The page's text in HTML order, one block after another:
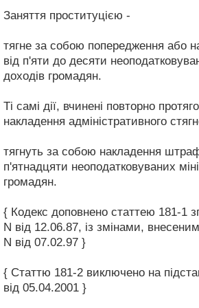
Заняття проституцією -
тягне за собою попередження або
від п'яти до десяти
доходів громадян.
Ті самі дії, вчинені повторно
накладення адміністративного
тягнуть за собою накладення
п'ятнадцяти неоподатковуваних
громадян.
{ Кодекс доповнено статтею 181-1
N від 12.06.87, із змінами,
N від 07.02.97 }
{ Статтю 181-2 виключено на
від 05.04.2001 }